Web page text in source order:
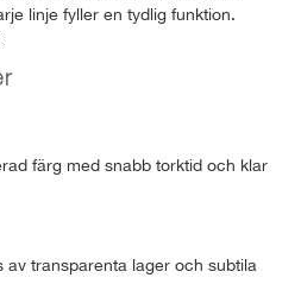
linje fyller en tydlig funktion.
färg med snabb torktid och klar
av transparenta lager och subtila